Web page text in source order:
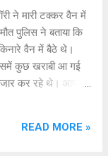
प्रेमी के साथ मिलकर
बता दें कामता कबीर
भाड़े में चलवाता
की पत्नी अंजू में
ही चोरी छिपे अवैध
ने मारी टक्कर वैन में
पुलिस ने बताया कि
वैन में बैठे थे।
कुछ खराबी आ गई
कर रहे थे। आपको
जबरदस्त थी कि
READ MORE »